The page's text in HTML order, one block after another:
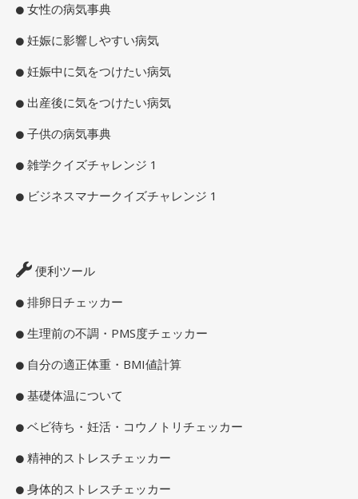
女性の病気事典
妊娠に影響しやすい病気
妊娠中に気をつけたい病気
出産後に気をつけたい病気
子供の病気事典
雑学クイズチャレンジ 1
ビジネスマナークイズチャレンジ 1
便利ツール
排卵日チェッカー
生理前の不調・PMS度チェッカー
自分の適正体重・BMI値計算
基礎体温について
ベビ待ち・妊活・コウノトリチェッカー
精神的ストレスチェッカー
身体的ストレスチェッカー